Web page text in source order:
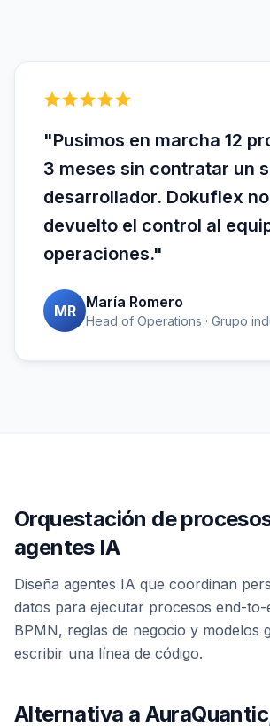
"Pusimos en marcha 12
3 meses sin contratar un
desarrollador. Dokuflex
devuelto el control al
operaciones."
MR María Romero
Head of Operations · Grupo
Orquestación de
agentes IA
Diseña agentes IA que coordinan
datos para ejecutar procesos end-to-
BPMN, reglas de negocio y modelos
escribir una línea de código.
Alternativa a